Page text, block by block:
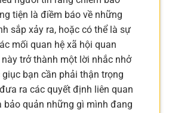
tiện là điềm báo về những
sắp xảy ra, hoặc có thể là sự
mối quan hệ xã hội quan
trở thành một lời nhắc nhở
bạn cần phải thận trọng
ra các quyết định liên quan
bảo quản những gì mình đang